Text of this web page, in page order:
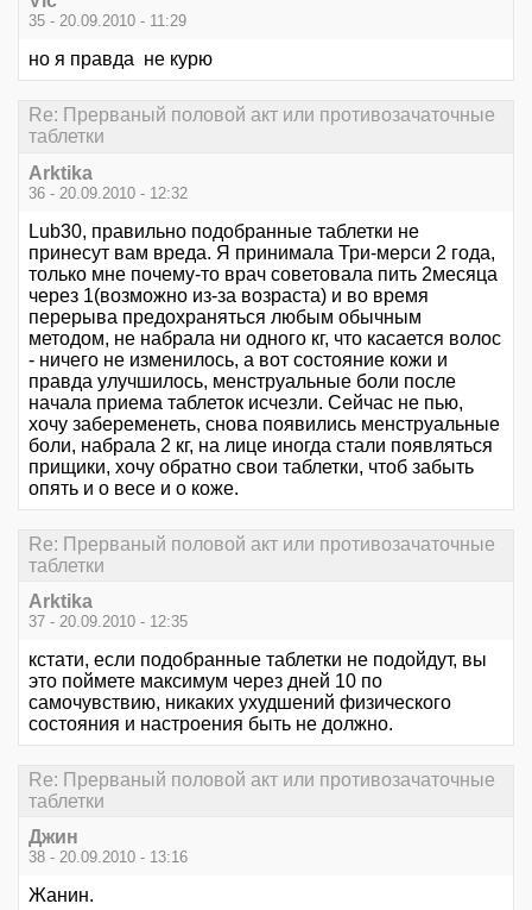
35 - 20.09.2010 - 11:29
но я правда не курю
Re: Прерваный половой акт или противозачаточные
таблетки
Arktika
36 - 20.09.2010 - 12:32
Lub30, правильно подобранные таблетки не
принесут вам вреда. Я принимала Три-мерси 2 года,
только мне почему-то врач советовала пить 2месяца
через 1(возможно из-за возраста) и во время
перерыва предохраняться любым обычным
методом, не набрала ни одного кг, что касается волос
- ничего не изменилось, а вот состояние кожи и
правда улучшилось, менструальные боли после
начала приема таблеток исчезли. Сейчас не пью,
хочу забеременеть, снова появились менструальные
боли, набрала 2 кг, на лице иногда стали появляться
прищики, хочу обратно свои таблетки, чтоб забыть
опять и о весе и о коже.
Re: Прерваный половой акт или противозачаточные
таблетки
Arktika
37 - 20.09.2010 - 12:35
кстати, если подобранные таблетки не подойдут, вы
это поймете максимум через дней 10 по
самочувствию, никаких ухудшений физического
состояния и настроения быть не должно.
Re: Прерваный половой акт или противозачаточные
таблетки
Джин
38 - 20.09.2010 - 13:16
Жанин.